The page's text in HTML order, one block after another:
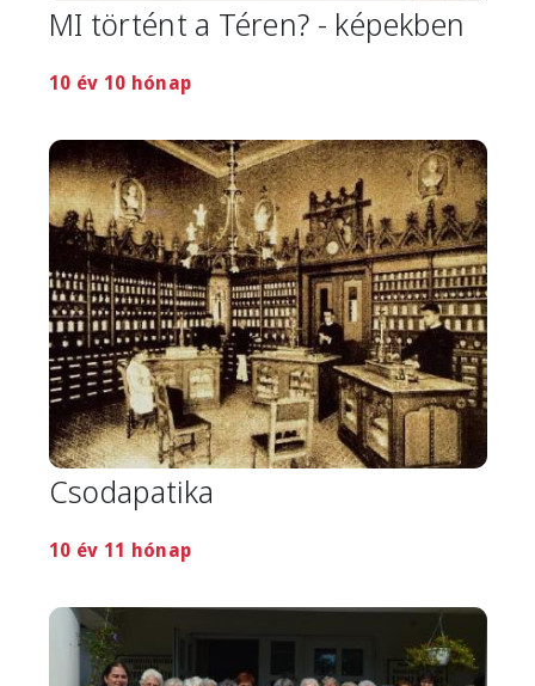
MI történt a Téren? - képekben
10 év 10 hónap
Image
Csodapatika
10 év 11 hónap
Image